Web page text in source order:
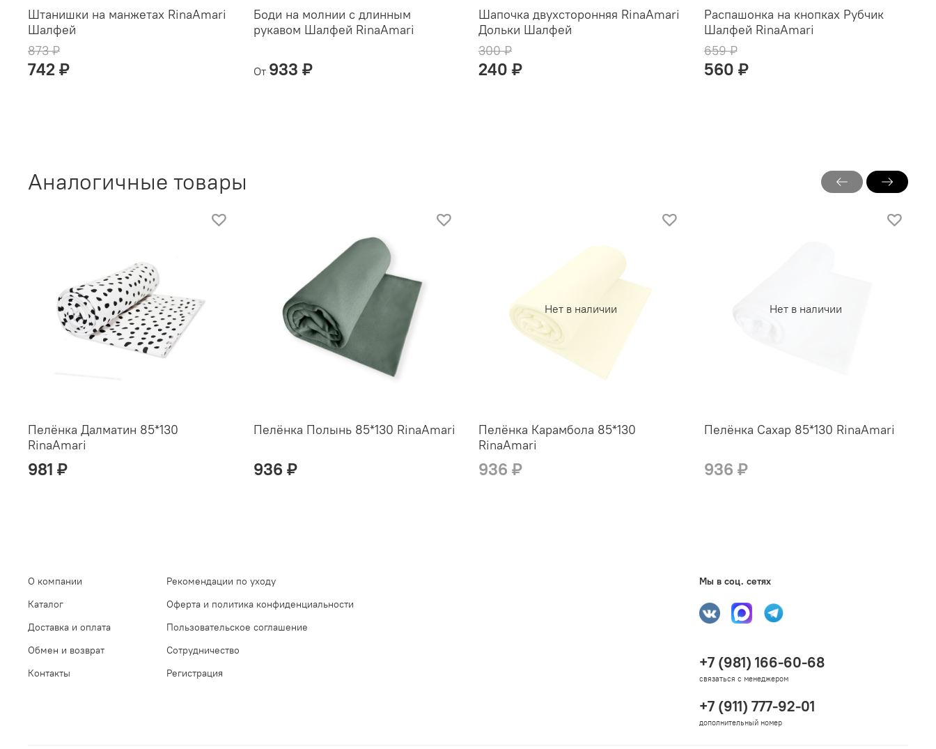
Штанишки на манжетах RinaAmari
Шалфей
873 ₽
742 ₽
Боди на молнии с длинным
рукавом Шалфей RinaAmari
От 933 ₽
Шапочка двухсторонняя RinaAmari
Дольки Шалфей
300 ₽
240 ₽
Распашонка на кнопках Рубчик
Шалфей RinaAmari
659 ₽
560 ₽
Аналогичные товары
Пелёнка Далматин 85*130
RinaAmari
981 ₽
Пелёнка Полынь 85*130 RinaAmari
936 ₽
Нет в наличии
Пелёнка Карамбола 85*130
RinaAmari
936 ₽
Нет в наличии
Пелёнка Сахар 85*130 RinaAmari
936 ₽
О компании
Каталог
Доставка и оплата
Обмен и возврат
Контакты
Рекомендации по уходу
Оферта и политика конфиденциальности
Пользовательское соглашение
Сотрудничество
Регистрация
Мы в соц. сетях
+7 (981) 166-60-68
связаться с менеджером
+7 (911) 777-92-01
дополнительный номер